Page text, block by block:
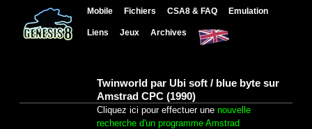
Mobile Fichiers CSA8 & FAQ Emulation
Liens Jeux Archives
Twinworld par Ubi soft / blue byte sur
Amstrad CPC (1990)
Cliquez ici pour effectuer une nouvelle
recherche d'un programme Amstrad